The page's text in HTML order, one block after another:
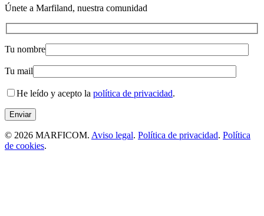
Únete a Marfiland, nuestra comunidad
Tu nombre
Tu mail
He leído y acepto la política de privacidad.
© 2026 MARFICOM. Aviso legal. Política de privacidad. Política
de cookies.